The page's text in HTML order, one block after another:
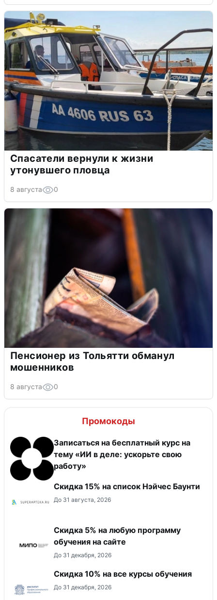
Спасатели вернули к жизни
утонувшего пловца
8 августа 0
Пенсионер из Тольятти обманул
мошенников
8 августа 0
Промокоды
Записаться на бесплатный курс на
тему «ИИ в деле: ускорьте свою
работу»
Скидка 15% на список Нэйчес Баунти
До 31 августа, 2026
Скидка 5% на любую программу
обучения на сайте
До 31 декабря, 2026
Скидка 10% на все курсы обучения
До 31 декабря, 2026